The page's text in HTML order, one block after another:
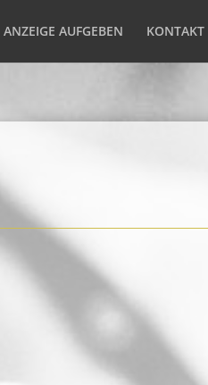
ANZEIGE AUFGEBEN KONTAKT